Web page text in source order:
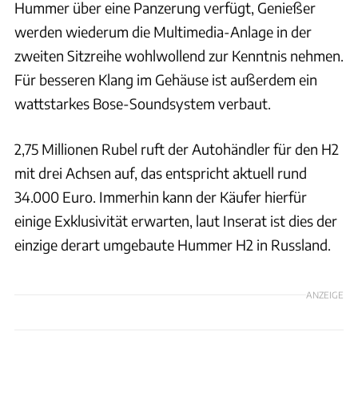
Hummer über eine Panzerung verfügt, Genießer
werden wiederum die Multimedia-Anlage in der
zweiten Sitzreihe wohlwollend zur Kenntnis nehmen.
Für besseren Klang im Gehäuse ist außerdem ein
wattstarkes Bose-Soundsystem verbaut.
2,75 Millionen Rubel ruft der Autohändler für den H2
mit drei Achsen auf, das entspricht aktuell rund
34.000 Euro. Immerhin kann der Käufer hierfür
einige Exklusivität erwarten, laut Inserat ist dies der
einzige derart umgebaute Hummer H2 in Russland.
ANZEIGE